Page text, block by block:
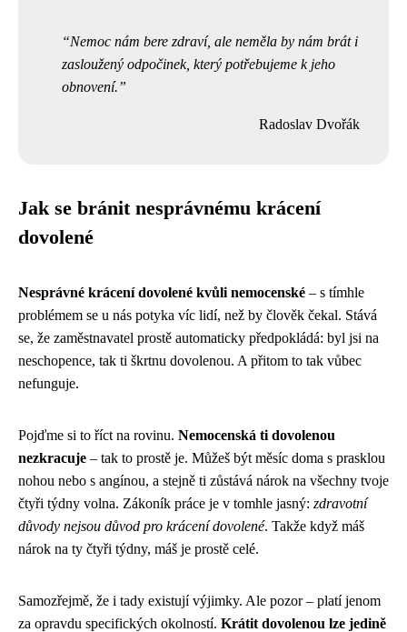
Nemoc nám bere zdraví, ale neměla by nám brát i
zasloužený odpočinek, který potřebujeme k jeho
obnovení.
Radoslav Dvořák
Jak se bránit nesprávnému krácení
dovolené
Nesprávné krácení dovolené kvůli nemocenské – s tímhle
problémem se u nás potyka víc lidí, než by člověk čekal. Stává
se, že zaměstnavatel prostě automaticky předpokládá: byl jsi na
neschopence, tak ti škrtnu dovolenou. A přitom to tak vůbec
nefunguje.
Pojďme si to říct na rovinu. Nemocenská ti dovolenou
nezkracuje – tak to prostě je. Můžeš být měsíc doma s prasklou
nohou nebo s angínou, a stejně ti zůstává nárok na všechny tvoje
čtyři týdny volna. Zákoník práce je v tomhle jasný: zdravotní
důvody nejsou důvod pro krácení dovolené. Takže když máš
nárok na ty čtyři týdny, máš je prostě celé.
Samozřejmě, že i tady existují výjimky. Ale pozor – platí jenom
za opravdu specifických okolností. Krátit dovolenou lze jedině